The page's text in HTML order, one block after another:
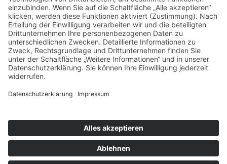
SCHLAFKABINEN
GRÜNHAGE AUTOMOTIVE
HIER KANN MAN SICH ERHOLEN
ZUM PRODUKT
© 2026 Topsleeper
Kontakt
Impressum